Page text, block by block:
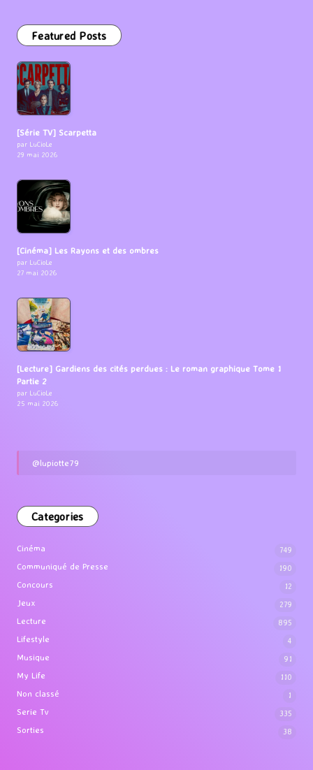
Featured Posts
[Série TV] Scarpetta
par LuCioLe
29 mai 2026
[Cinéma] Les Rayons et des ombres
par LuCioLe
27 mai 2026
[Lecture] Gardiens des cités perdues : Le roman graphique Tome 1
Partie 2
par LuCioLe
25 mai 2026
@lupiotte79
Categories
Cinéma 749
Communiqué de Presse 190
Concours 12
Jeux 279
Lecture 895
Lifestyle 4
Musique 91
My Life 110
Non classé 1
Serie Tv 335
Sorties 38